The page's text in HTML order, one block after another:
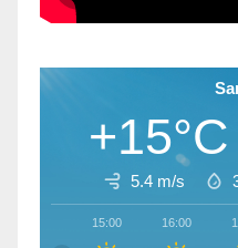
+15°C
5.4 m/s
15:00 16:00